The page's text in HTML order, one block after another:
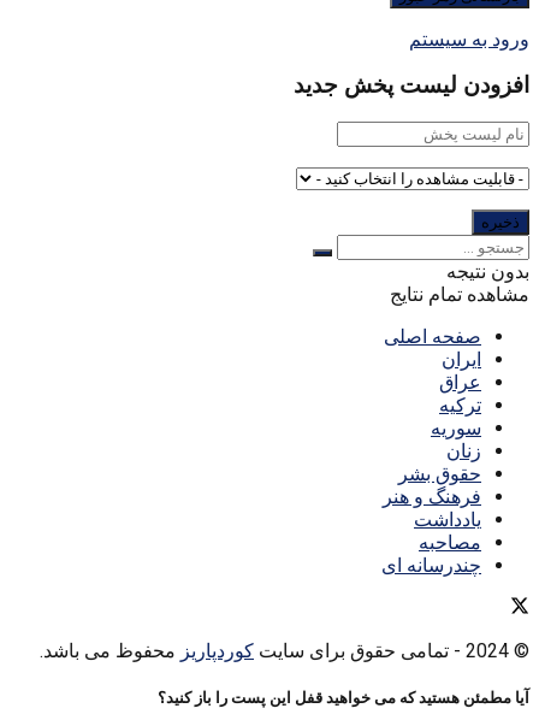
ورود به سیستم
افزودن لیست پخش جدید
بدون نتیجه
مشاهده تمام نتایج
صفحه اصلی
ایران
عراق
ترکیه
سوریه
زنان
حقوق بشر
فرهنگ و هنر
یادداشت
مصاحبه
چندرسانه ای
© 2024 - تمامی حقوق برای سایت کوردپاریز محفوظ می باشد.
آیا مطمئن هستید که می خواهید قفل این پست را باز کنید؟